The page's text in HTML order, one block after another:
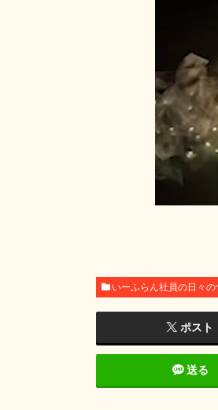
いーふらん社員の日々の
ポスト
送る